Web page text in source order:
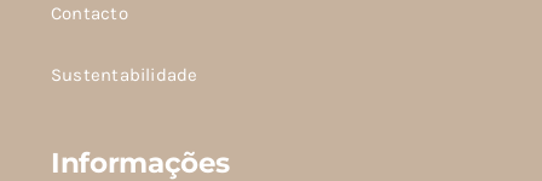
Contacto
Sustentabilidade
Informações